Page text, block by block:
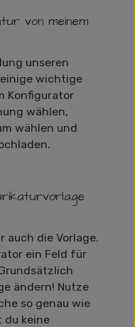
von meinem
unseren
wichtige
Konfigurator
wählen,
wählen und
auch die Vorlage.
ein Feld für
ändern! Nutze
so genau wie
du keine